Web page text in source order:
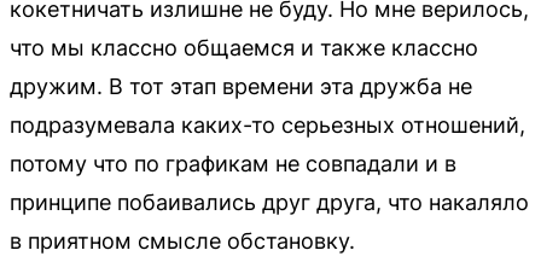
кокетничать излишне не буду. Но мне верилось,
что мы классно общаемся и также классно
дружим. В тот этап времени эта дружба не
подразумевала каких-то серьезных отношений,
потому что по графикам не совпадали и в
принципе побаивались друг друга, что накаляло
в приятном смысле обстановку.